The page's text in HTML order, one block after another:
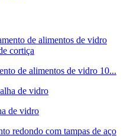
de alimentos de vidro 10...
de vidro